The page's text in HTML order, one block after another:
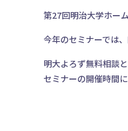
第27回明治大学ホー
今年のセミナーでは
明大よろず無料相談
セミナーの開催時間